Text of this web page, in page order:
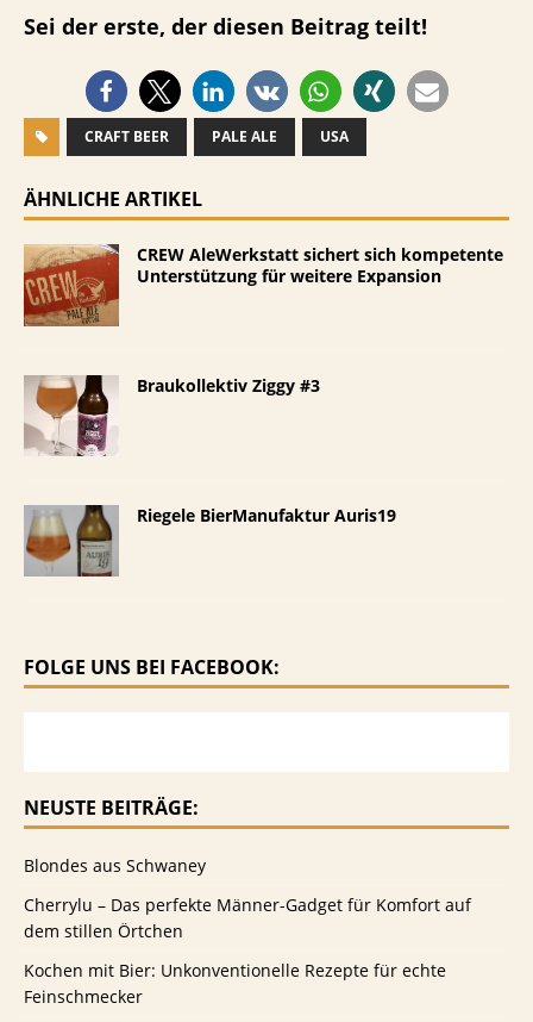
Sei der erste, der diesen Beitrag teilt!
CRAFT BEER PALE ALE USA
ÄHNLICHE ARTIKEL
CREW AleWerkstatt sichert sich kompetente
Unterstützung für weitere Expansion
Braukollektiv Ziggy #3
Riegele BierManufaktur Auris19
FOLGE UNS BEI FACEBOOK:
NEUSTE BEITRÄGE:
Blondes aus Schwaney
Cherrylu – Das perfekte Männer-Gadget für Komfort auf
dem stillen Örtchen
Kochen mit Bier: Unkonventionelle Rezepte für echte
Feinschmecker